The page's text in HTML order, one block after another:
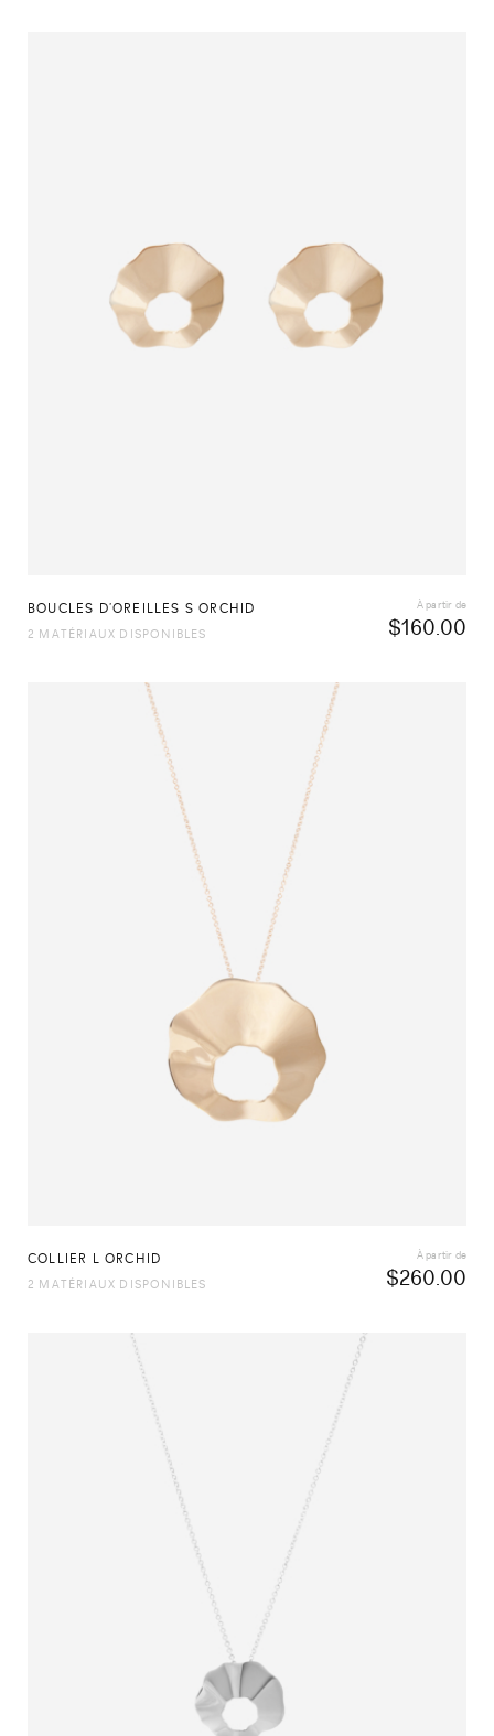
BOUCLES D’OREILLES S ORCHID
$160.00
À partir de
2 MATÉRIAUX DISPONIBLES
COLLIER L ORCHID
$260.00
À partir de
2 MATÉRIAUX DISPONIBLES